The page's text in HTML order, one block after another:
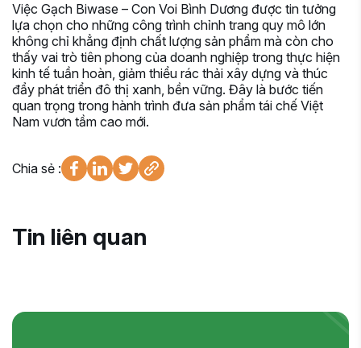
Việc Gạch Biwase – Con Voi Bình Dương được tin tưởng
lựa chọn cho những công trình chỉnh trang quy mô lớn
không chỉ khẳng định chất lượng sản phẩm mà còn cho
thấy vai trò tiên phong của doanh nghiệp trong thực hiện
kinh tế tuần hoàn, giảm thiểu rác thải xây dựng và thúc
đẩy phát triển đô thị xanh, bền vững. Đây là bước tiến
quan trọng trong hành trình đưa sản phẩm tái chế Việt
Nam vươn tầm cao mới.
Chia sẻ :
Tin liên quan